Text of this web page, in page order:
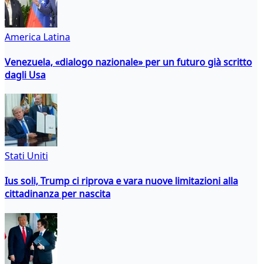
America Latina
Venezuela, «dialogo nazionale» per un futuro già scritto
dagli Usa
Stati Uniti
Ius soli, Trump ci riprova e vara nuove limitazioni alla
cittadinanza per nascita